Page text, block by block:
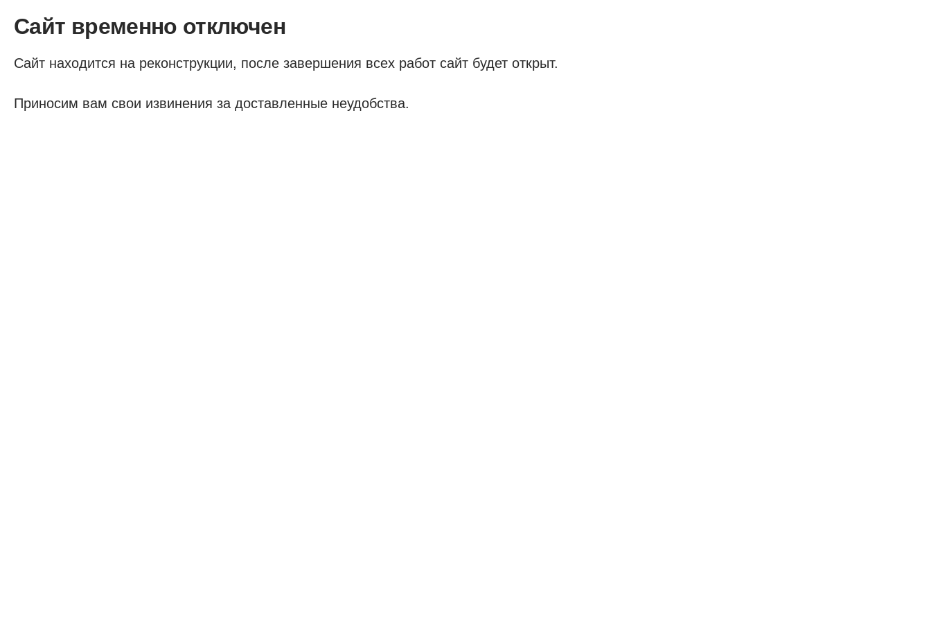
Сайт временно отключен
Сайт находится на реконструкции, после завершения всех работ сайт будет открыт.
Приносим вам свои извинения за доставленные неудобства.